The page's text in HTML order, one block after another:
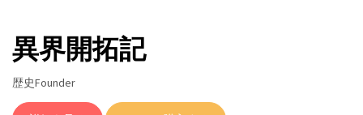
異界開拓記
歴史Founder